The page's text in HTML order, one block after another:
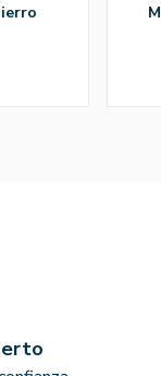
hierro